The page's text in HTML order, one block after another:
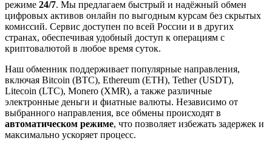
режиме 24/7. Мы предлагаем быстрый и надёжный обмен
цифровых активов онлайн по выгодным курсам без скрытых
комиссий. Сервис доступен по всей России и в других
странах, обеспечивая удобный доступ к операциям с
криптовалютой в любое время суток.
Наш обменник поддерживает популярные направления,
включая Bitcoin (BTC), Ethereum (ETH), Tether (USDT),
Litecoin (LTC), Monero (XMR), а также различные
электронные деньги и фиатные валюты. Независимо от
выбранного направления, все обмены происходят в
автоматическом режиме, что позволяет избежать задержек и
максимально ускоряет процесс.